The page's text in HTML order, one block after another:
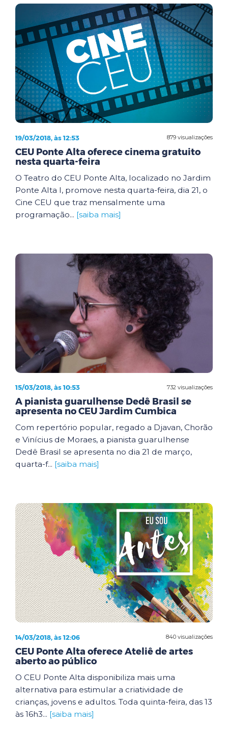
879 visualizações
19/03/2018, às 12:53
CEU Ponte Alta oferece cinema gratuito
nesta quarta-feira
O Teatro do CEU Ponte Alta, localizado no Jardim
Ponte Alta I, promove nesta quarta-feira, dia 21, o
Cine CEU que traz mensalmente uma
programação... [saiba mais]
732 visualizações
15/03/2018, às 10:53
A pianista guarulhense Dedê Brasil se
apresenta no CEU Jardim Cumbica
Com repertório popular, regado a Djavan, Chorão
e Vinícius de Moraes, a pianista guarulhense
Dedê Brasil se apresenta no dia 21 de março,
quarta-f... [saiba mais]
840 visualizações
14/03/2018, às 12:06
CEU Ponte Alta oferece Ateliê de artes
aberto ao público
O CEU Ponte Alta disponibiliza mais uma
alternativa para estimular a criatividade de
crianças, jovens e adultos. Toda quinta-feira, das 13
às 16h3... [saiba mais]